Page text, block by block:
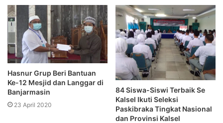
Hasnur Grup Beri Bantuan
Ke-12 Mesjid dan Langgar di
Banjarmasin
23 April 2020
84 Siswa-Siswi Terbaik Se
Kalsel Ikuti Seleksi
Paskibraka Tingkat Nasional
dan Provinsi Kalsel